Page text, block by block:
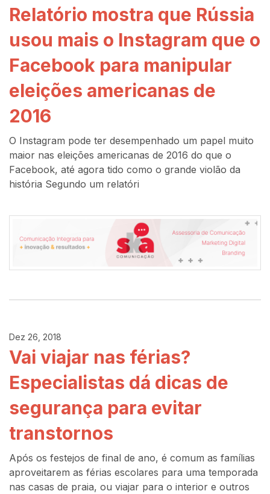
Relatório mostra que Rússia
usou mais o Instagram que o
Facebook para manipular
eleições americanas de
2016
O Instagram pode ter desempenhado um papel muito
maior nas eleições americanas de 2016 do que o
Facebook, até agora tido como o grande violão da
história Segundo um relatóri
Dez 26, 2018
Vai viajar nas férias?
Especialistas dá dicas de
segurança para evitar
transtornos
Após os festejos de final de ano, é comum as famílias
aproveitarem as férias escolares para uma temporada
nas casas de praia, ou viajar para o interior e outros